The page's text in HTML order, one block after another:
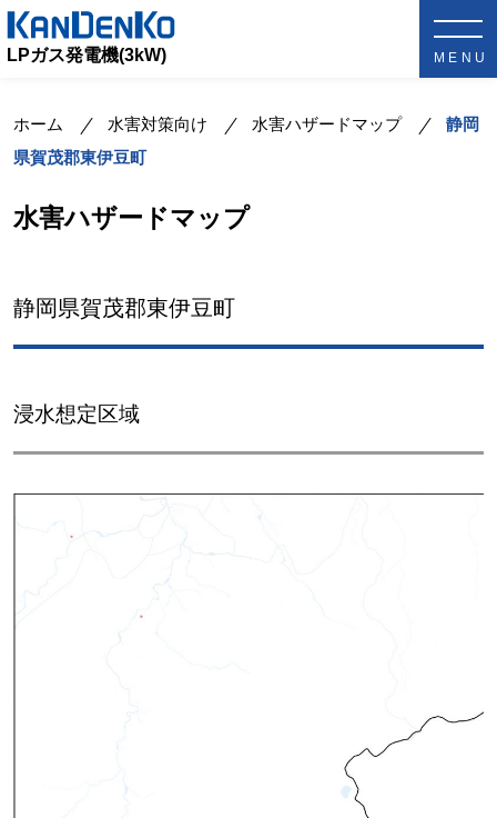
LPガス発電機(3kW)
ホーム 水害対策向け 水害ハザードマップ
静岡
県賀茂郡東伊豆町
水害ハザードマップ
静岡県賀茂郡東伊豆町
浸水想定区域